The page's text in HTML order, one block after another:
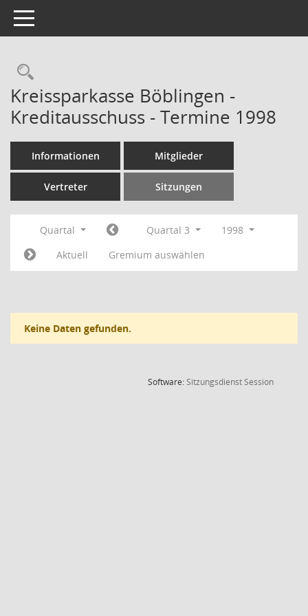
Toggle navigation
Rechercheauswahl
Kreissparkasse Böblingen -
Kreditausschuss - Termine 1998
Informationen Mitglieder
Vertreter Sitzungen
Quartal Quartal 3
1998
Aktuell
Gremium auswählen
Keine Daten gefunden.
Software:SitzungsdienstSession(Wird in